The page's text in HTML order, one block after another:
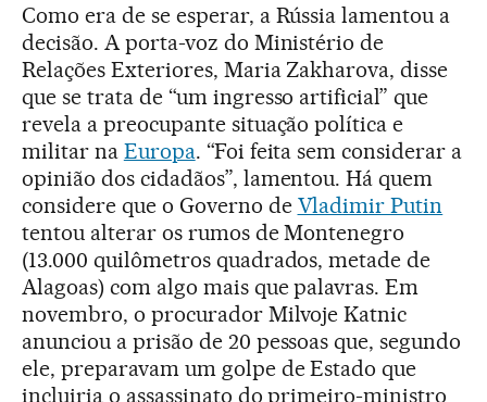
Como era de se esperar, a Rússia lamentou a
decisão. A porta-voz do Ministério de
Relações Exteriores, Maria Zakharova, disse
que se trata de “um ingresso artificial” que
revela a preocupante situação política e
militar na Europa. “Foi feita sem considerar a
opinião dos cidadãos”, lamentou. Há quem
considere que o Governo de Vladimir Putin
tentou alterar os rumos de Montenegro
(13.000 quilômetros quadrados, metade de
Alagoas) com algo mais que palavras. Em
novembro, o procurador Milvoje Katnic
anunciou a prisão de 20 pessoas que, segundo
ele, preparavam um golpe de Estado que
incluiria o assassinato do primeiro-ministro